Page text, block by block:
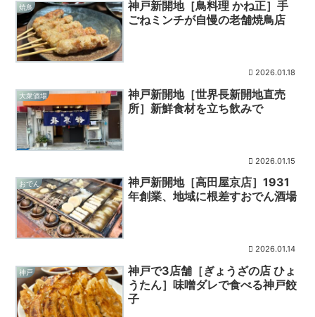
焼鳥
神戸新開地［鳥料理 かね正］手
ごねミンチが自慢の老舗焼鳥店
2026.01.18
大衆酒場
神戸新開地［世界長新開地直売
所］新鮮食材を立ち飲みで
2026.01.15
おでん
神戸新開地［高田屋京店］1931
年創業、地域に根差すおでん酒場
2026.01.14
神戸
神戸で3店舗［ぎょうざの店 ひょ
うたん］味噌ダレで食べる神戸餃
子